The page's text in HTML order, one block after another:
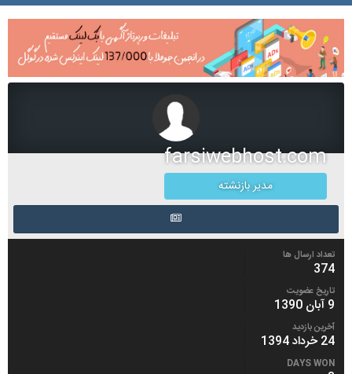
farsiwebhost.com
مدیر بازنشته
تعداد ارسال ها
374
تاریخ عضویت
9 آبان 1390
آخرین بازدید
24 خرداد 1394
DAYS WON